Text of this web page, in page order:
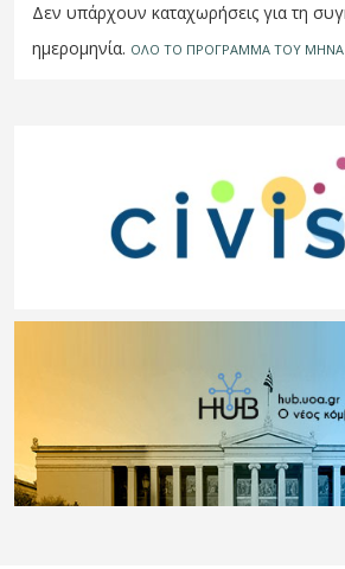
Δεν υπάρχουν καταχωρήσεις για τη
ημερομηνία. ΟΛΟ ΤΟ ΠΡΟΓΡΑΜΜΑ ΤΟΥ ΜΗΝΑ